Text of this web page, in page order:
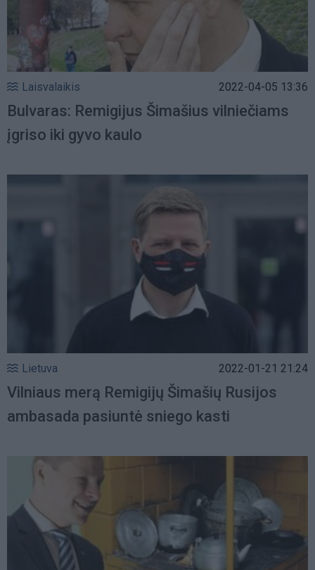
Laisvalaikis 2022-04-05 13:36
Bulvaras: Remigijus Šimašius vilniečiams
įgriso iki gyvo kaulo
Lietuva 2022-01-21 21:24
Vilniaus merą Remigijų Šimašių Rusijos
ambasada pasiuntė sniego kasti